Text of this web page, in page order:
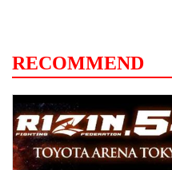
RECOMMEND